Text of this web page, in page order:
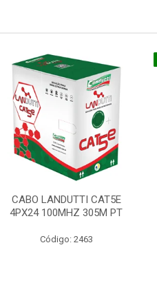
CABO LANDUTTI CAT5E
4PX24 100MHZ 305M PT
Código: 2463